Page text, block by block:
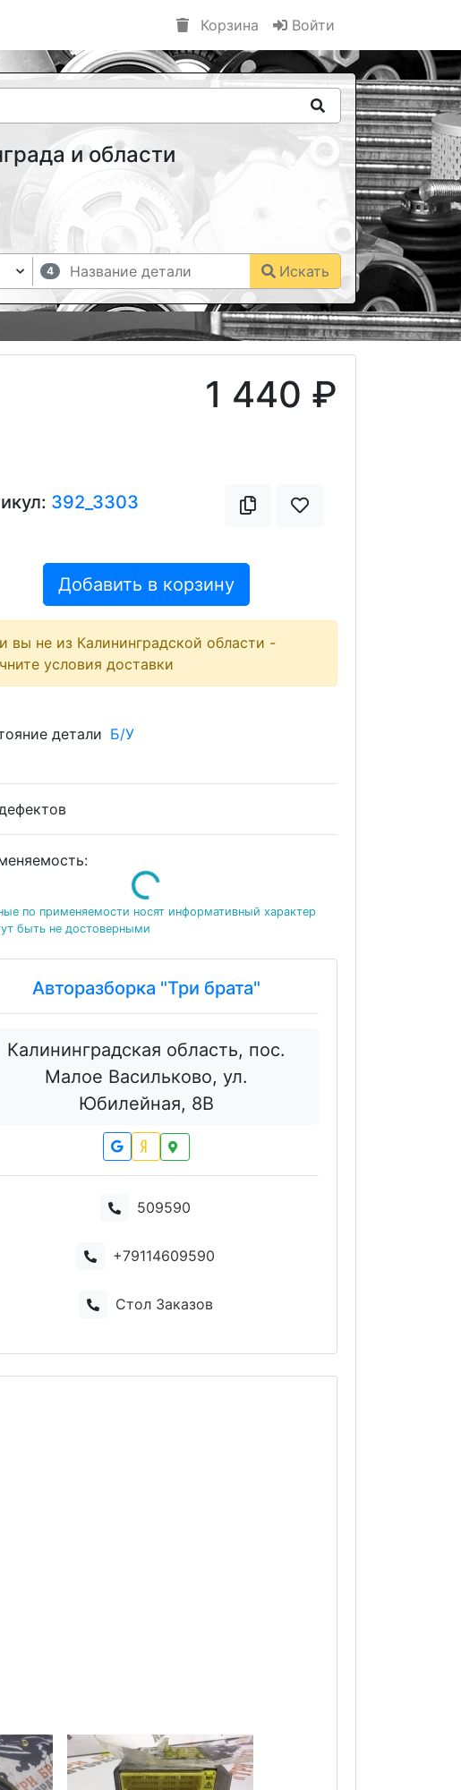
Корзина Войти
и области
4 Искать
1 440 ₽
392_3303
Добавить в корзину
вы не из Калининградской области -
условия доставки
детали Б/У
Loading...
по применяемости носят информативный характер
быть не достоверными
Авторазборка "Три брата"
Калининградская область, пос.
Малое Васильково, ул.
Юбилейная, 8В
509590
+79114609590
Стол Заказов